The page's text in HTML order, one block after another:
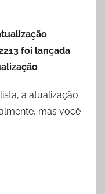
foi lançada
a atualização
mas você